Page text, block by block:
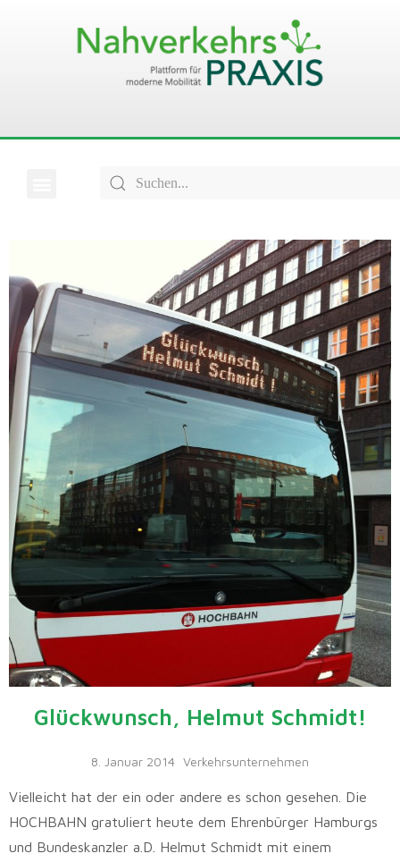
Glückwunsch, Helmut Schmidt!
8. Januar 2014 Verkehrsunternehmen
Vielleicht hat der ein oder andere es schon gesehen. Die
HOCHBAHN gratuliert heute dem Ehrenbürger Hamburgs
und Bundeskanzler a.D. Helmut Schmidt mit einem